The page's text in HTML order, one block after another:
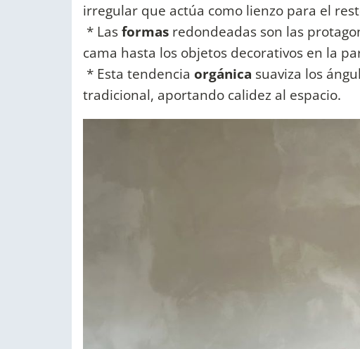
irregular que actúa como lienzo para el
* Lasformas redondeadas son las
cama hasta los objetos decorativos en la
* Esta tendencia orgánica suaviza los
tradicional, aportando calidez al espacio.